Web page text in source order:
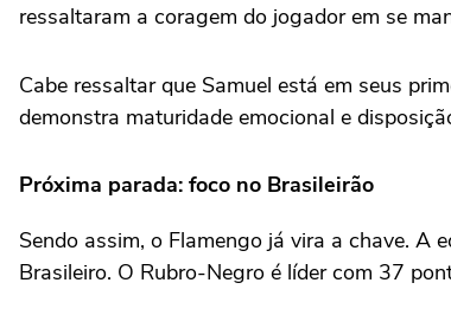
ressaltaram a coragem do jogador em se
Cabe ressaltar que Samuel está em seus
demonstra maturidade emocional e
Próxima parada: foco no Brasileirão
Sendo assim, o Flamengo já vira a chave. A
Brasileiro. O Rubro-Negro é líder com 37